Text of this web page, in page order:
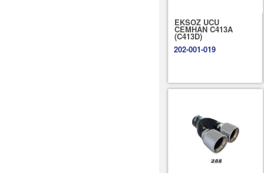
EKSOZ UCU
CEMHAN C413A
(C413D)
202-001-019